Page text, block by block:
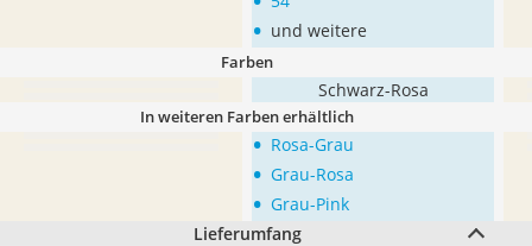
• und weitere
Farben
Schwarz-Rosa
In weiteren Farben erhältlich
• Rosa-Grau
• Grau-Rosa
• Grau-Pink
Lieferumfang